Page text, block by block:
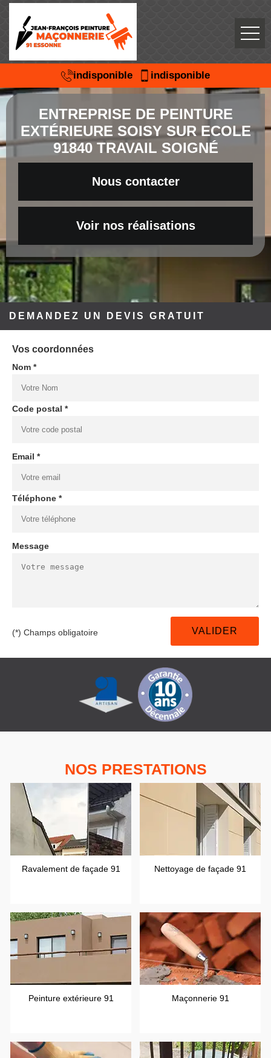
indisponible indisponible
ENTREPRISE DE PEINTURE
EXTÉRIEURE SOISY SUR ECOLE
91840 TRAVAIL SOIGNÉ
Nous contacter
Voir nos réalisations
DEMANDEZ UN DEVIS GRATUIT
Vos coordonnées
Nom *
Code postal *
Email *
Téléphone *
Message
(*) Champs obligatoire
NOS PRESTATIONS
Ravalement de façade 91 Nettoyage de façade 91
Peinture extérieure 91 Maçonnerie 91